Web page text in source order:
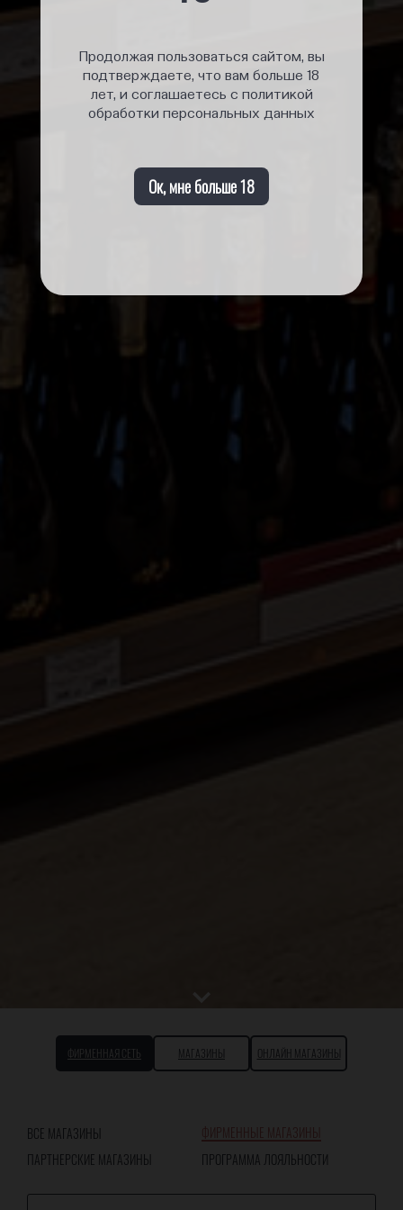
Продолжая пользоваться сайтом, вы
подтверждаете, что вам больше 18
лет, и соглашаетесь с политикой
обработки персональных данных
Ок, мне больше 18
ФИРМЕННАЯ СЕТЬ МАГАЗИНЫ ОНЛАЙН МАГАЗИНЫ
ВСЕ МАГАЗИНЫ
ФИРМЕННЫЕ МАГАЗИНЫ
ПАРТНЕРСКИЕ МАГАЗИНЫ
ПРОГРАММА ЛОЯЛЬНОСТИ